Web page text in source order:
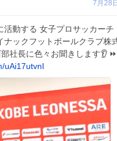
7月28
活動する 女子プロサッカーチ
ナックフットボールクラブ株
社長に色々お聞きします👂 ⏩
uAi17utvnI